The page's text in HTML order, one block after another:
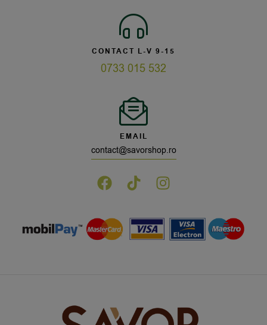
CONTACT L-V 9-15
0733 015 532
EMAIL
contact@savorshop.ro